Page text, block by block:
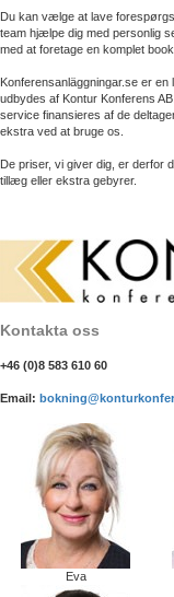
Du kan vælge at lave
team hjælpe dig med personlig
med at foretage en komplet
Konferensanläggningar.se er
udbydes af Kontur Konferens
service finansieres af de
ekstra ved at bruge os.
De priser, vi giver dig, er derfor
tillæg eller ekstra gebyrer.
Kontakta oss
+46 (0)8 583 610 60
Email:
Eva